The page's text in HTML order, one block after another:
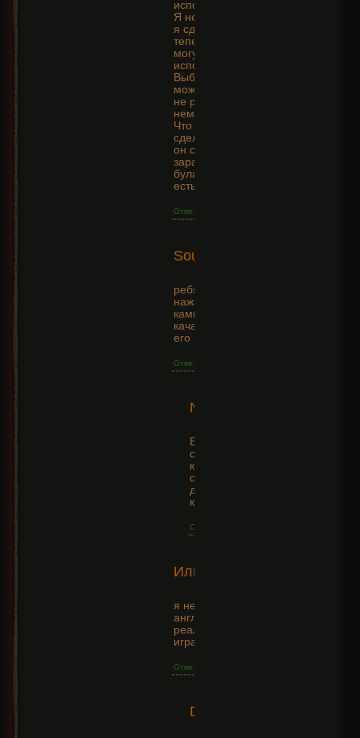
использовать.
Я не знаю что
я сделал, но
теперь я не
могу
использовать.
Выбрать его
можно, но он
не работает и в
нем буква h.
Что нужно
сделать чтобы
он снова
заработал. P.S.
булава у меня
есть.
Ответить
SoundHolic
ребят, такая проблема:
нажал отмену на уровне
камня и он больше не
качается. как уломать
его качаться?
Ответить
Nickname
В инвентаре, внизу
слева, под первой
клеточкой будет
отображаться
доступная прокачака
камней.
Ответить
Илья
я не знаю
англиский мне
реально будет
играть =) ?
Ответить
Dan